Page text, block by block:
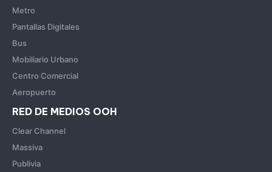
Metro
Pantallas Digitales
Bus
Mobiliario Urbano
Centro Comercial
Aeropuerto
RED DE MEDIOS OOH
Clear Channel
Massiva
Publivia